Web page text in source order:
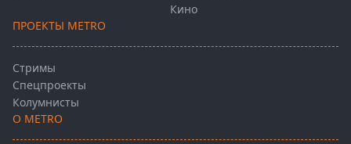
Кино
ПРОЕКТЫ METRO
Стримы
Спецпроекты
Колумнисты
О METRO